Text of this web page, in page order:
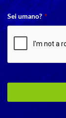
Sei umano? *